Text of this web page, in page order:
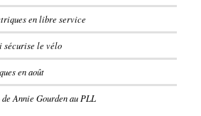
en libre service
sécurise le vélo
en août
Annie Gourden au PLL